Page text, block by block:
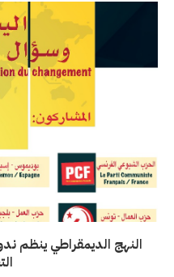
النهج الديمقراطي ينظم